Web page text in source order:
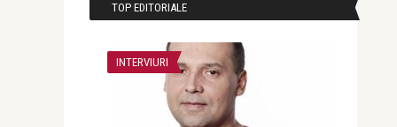
TOP EDITORIALE
INTERVIURI